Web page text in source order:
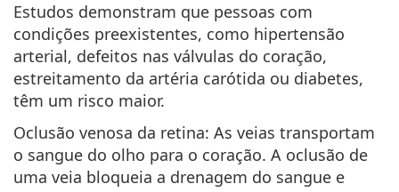
Estudos demonstram que pessoas com
condições preexistentes, como hipertensão
arterial, defeitos nas válvulas do coração,
estreitamento da artéria carótida ou diabetes,
têm um risco maior.
Oclusão venosa da retina: As veias transportam
o sangue do olho para o coração. A oclusão de
uma veia bloqueia a drenagem do sangue e